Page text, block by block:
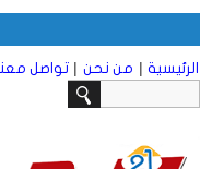
الرئيسية | من نحن | تواصل